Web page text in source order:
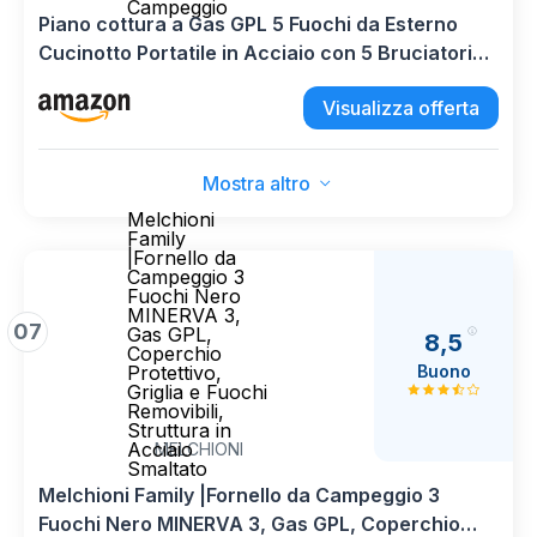
Campeggio
Piano cottura a Gas GPL 5 Fuochi da Esterno
Cucinotto Portatile in Acciaio con 5 Bruciatori
Potenti Piano Cottura con Paravento e Piedini
per Attività all'Aperto CampeggioVisualizza offerta
Mostra altro
07
Melchioni
Family
|Fornello da
Campeggio 3
Fuochi Nero
MINERVA 3,
Gas GPL,
Coperchio
Protettivo,
Griglia e Fuochi
Removibili,
Struttura in
Acciaio
Smaltato
MELCHIONI
8,5
Buono
Melchioni Family |Fornello da Campeggio 3
Fuochi Nero MINERVA 3, Gas GPL, Coperchio